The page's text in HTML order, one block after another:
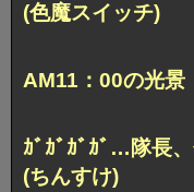
(色魔スイッチ)
AM11：00の光
ｶﾞｶﾞｶﾞｶﾞ…隊長
(ちんすけ)